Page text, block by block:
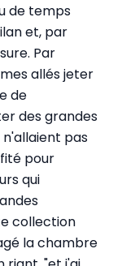
de temps
et, par
Par
allés jeter
de
des grandes
n'allaient pas
pour
qui
collection
la chambre